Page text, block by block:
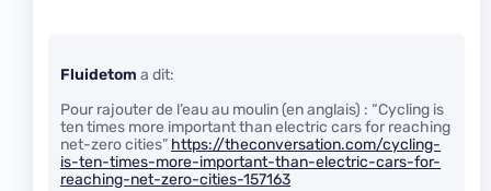
Fluidetom a dit:
Pour rajouter de l’eau au moulin (en anglais) : “Cycling is
ten times more important than electric cars for reaching
net-zero cities” https://theconversation.com/cycling-
is-ten-times-more-important-than-electric-cars-for-
reaching-net-zero-cities-157163